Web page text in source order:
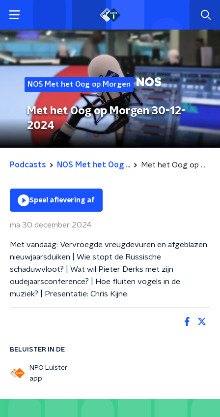
NOS Met het Oog op Morgen
Met het Oog op Morgen 30-12-
2024
Podcasts NOS Met het Oog ... Met het Oog op Morgen 30-12-2024
BELUISTER IN DE
NPO Luister
app
Speel aflevering af
ma 30 december 2024
Met vandaag: Vervroegde vreugdevuren en afgeblazen
nieuwjaarsduiken | Wie stopt de Russische
schaduwvloot? | Wat wil Pieter Derks met zijn
oudejaarsconference? | Hoe fluiten vogels in de
muziek? | Presentatie: Chris Kijne.